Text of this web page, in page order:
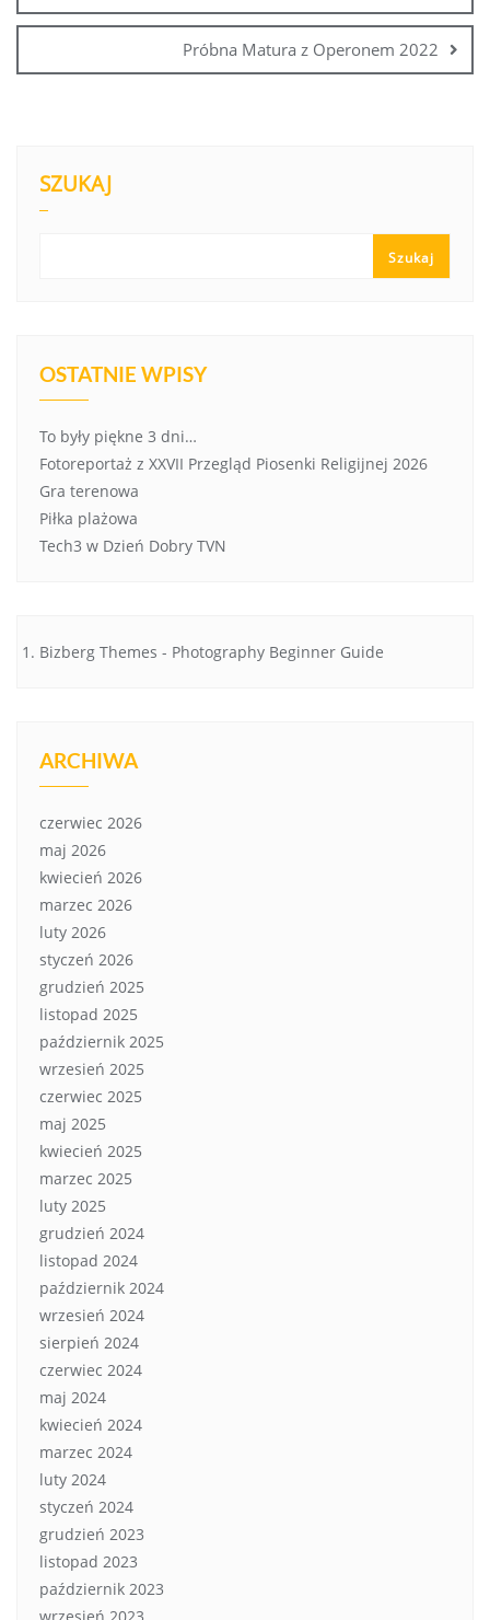
Próbna Matura z Operonem 2022
SZUKAJ
Szukaj
OSTATNIE WPISY
To były piękne 3 dni…
Fotoreportaż z XXVII Przegląd Piosenki Religijnej 2026
Gra terenowa
Piłka plażowa
Tech3 w Dzień Dobry TVN
Bizberg Themes - Photography Beginner Guide
ARCHIWA
czerwiec 2026
maj 2026
kwiecień 2026
marzec 2026
luty 2026
styczeń 2026
grudzień 2025
listopad 2025
październik 2025
wrzesień 2025
czerwiec 2025
maj 2025
kwiecień 2025
marzec 2025
luty 2025
grudzień 2024
listopad 2024
październik 2024
wrzesień 2024
sierpień 2024
czerwiec 2024
maj 2024
kwiecień 2024
marzec 2024
luty 2024
styczeń 2024
grudzień 2023
listopad 2023
październik 2023